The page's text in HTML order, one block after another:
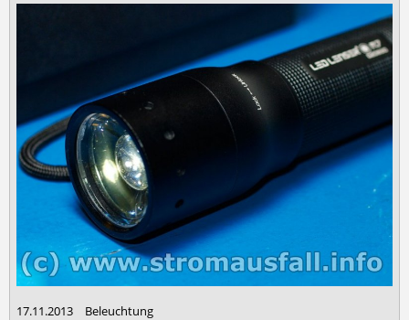
17.11.2013 Beleuchtung